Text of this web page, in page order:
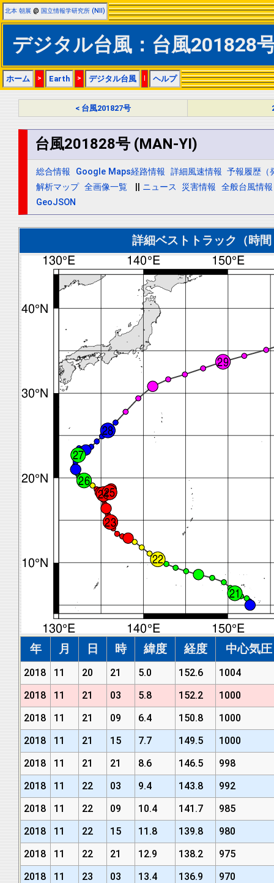
北本 朝展 @ 国立情報学研究所 (NII)
デジタル台風：台風201828
ホーム > Earth > デジタル台風 | ヘルプ
< 台風201827号
台風201828号 (MAN-YI)
総合情報 Google Maps経路情報 詳細風速情報 予報履歴（
解析マップ 全画像一覧 ニュース 災害情報 全般台風情報
GeoJSON
詳細ベストトラック（時
年 月 日 時 緯度 経度 中心気
2018 11 20 21 5.0 152.6
1004
2018
11 21 03 5.8 152.2
1000
2018
11 21 09 6.4 150.8
1000
2018
11 21 15 7.7 149.5
1000
2018
11 21 21 8.6 146.5
998
2018
11 22 03 9.4 143.8
992
2018
11 22 09 10.4 141.7
985
2018
11 22 15 11.8 139.8
980
2018
11 22 21 12.9 138.2
975
2018
11 23 03 13.4 136.9
970